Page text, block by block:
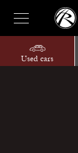
Used cars